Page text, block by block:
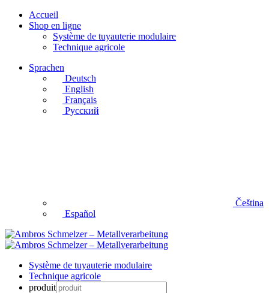
Accueil
Shop en ligne
Système de tuyauterie modulaire
Technique agricole
Sprachen
Deutsch
English
Français
Русский
Čeština
Español
Système de tuyauterie modulaire
Technique agricole
produit